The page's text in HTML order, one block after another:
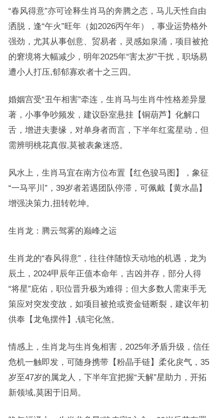
“春风得意”亦可诠释生肖马的奔腾之态，马儿天性自由
洒脱，逢“午火”旺年（如2026丙午年），事业运势格外
强劲，尤其从事创意、贸易者，灵感如泉涌，项目被抢
的窘境将大幅减少，明年2025年“害太岁”干扰，职场易
遭小人打压,郁郁寡欢者十之三四。
婚姻宫受“丑午相害”牵连，生肖马与生肖牛性格差异显
著，小事争吵频发，建议卧室悬挂【铜葫芦】化解口
舌，增进夫妻缘，对单身者而言，下半年红鸾星动，但
需辨明桃花真假,莫被表象迷惑。
风水上，生肖马宜在南方位布置【红色骏马图】，象征
“一马平川”，39岁者若遇团队停滞，可佩戴【黄水晶】
增强决策力,扭转乾坤。
生肖龙：腾云驾雾的巅峰之运
生肖龙的“春风得意”，往往伴随惊天动地的机遇，龙为
辰土，2024甲辰年正值本命年，吉凶并存，部分人得
“将星”庇佑，职位晋升极为难得；但大多数人需束手无
策应对突发变故，如项目被抢或资金链断裂，建议年初
供奉【龙龟摆件】,镇宅化煞。
情感上，生肖龙与生肖兔相害，2025年矛盾升级，信任
危机一触即发，可随身携带【粉晶手链】柔化戾气，35
岁至47岁的属龙人，下半年宜把握“天解”星助力，开拓
新领域,莫困于旧局。